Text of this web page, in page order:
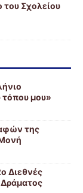
του Σχολείου
μου»
της
Διεθνές